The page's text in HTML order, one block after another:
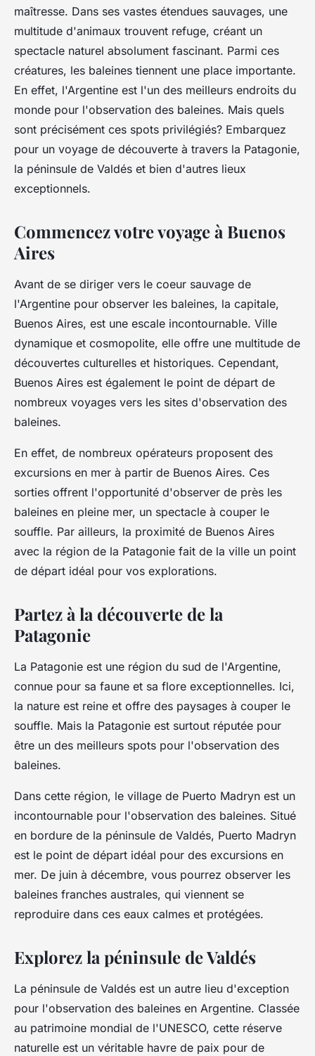
maîtresse. Dans ses vastes étendues sauvages, une
multitude d'animaux trouvent refuge, créant un
spectacle naturel absolument fascinant. Parmi ces
créatures, les baleines tiennent une place importante.
En effet, l'Argentine est l'un des meilleurs endroits du
monde pour l'observation des baleines. Mais quels
sont précisément ces spots privilégiés? Embarquez
pour un voyage de découverte à travers la Patagonie,
la péninsule de Valdés et bien d'autres lieux
exceptionnels.
Commencez votre voyage à Buenos
Aires
Avant de se diriger vers le coeur sauvage de
l'Argentine pour observer les baleines, la capitale,
Buenos Aires, est une escale incontournable. Ville
dynamique et cosmopolite, elle offre une multitude de
découvertes culturelles et historiques. Cependant,
Buenos Aires est également le point de départ de
nombreux voyages vers les sites d'observation des
baleines.
En effet, de nombreux opérateurs proposent des
excursions en mer à partir de Buenos Aires. Ces
sorties offrent l'opportunité d'observer de près les
baleines en pleine mer, un spectacle à couper le
souffle. Par ailleurs, la proximité de Buenos Aires
avec la région de la Patagonie fait de la ville un point
de départ idéal pour vos explorations.
Partez à la découverte de la
Patagonie
La Patagonie est une région du sud de l'Argentine,
connue pour sa faune et sa flore exceptionnelles. Ici,
la nature est reine et offre des paysages à couper le
souffle. Mais la Patagonie est surtout réputée pour
être un des meilleurs spots pour l'observation des
baleines.
Dans cette région, le village de Puerto Madryn est un
incontournable pour l'observation des baleines. Situé
en bordure de la péninsule de Valdés, Puerto Madryn
est le point de départ idéal pour des excursions en
mer. De juin à décembre, vous pourrez observer les
baleines franches australes, qui viennent se
reproduire dans ces eaux calmes et protégées.
Explorez la péninsule de Valdés
La péninsule de Valdés est un autre lieu d'exception
pour l'observation des baleines en Argentine. Classée
au patrimoine mondial de l'UNESCO, cette réserve
naturelle est un véritable havre de paix pour de